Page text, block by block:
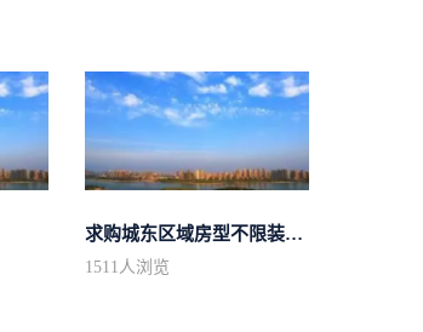
求购城东区域房型不限装修不限
1511人浏览